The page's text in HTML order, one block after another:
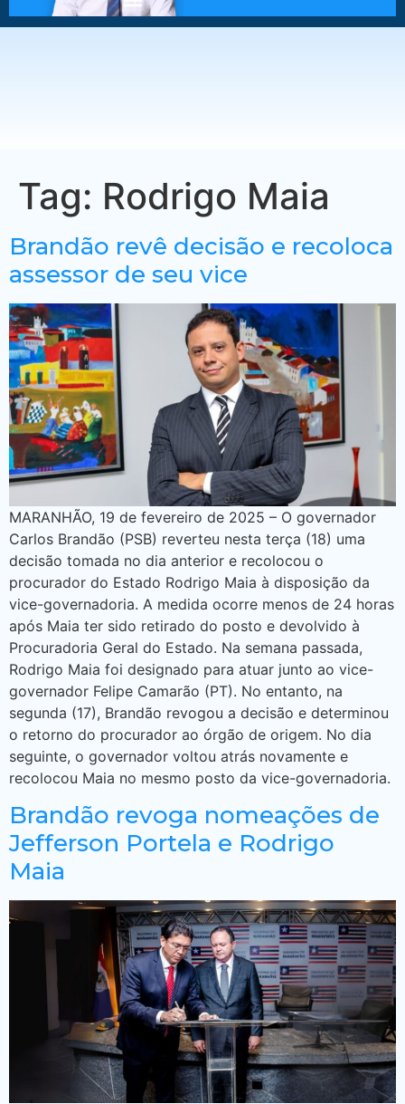
Tag: Rodrigo Maia
Brandão revê decisão e recoloca
assessor de seu vice
MARANHÃO, 19 de fevereiro de 2025 – O governador
Carlos Brandão (PSB) reverteu nesta terça (18) uma
decisão tomada no dia anterior e recolocou o
procurador do Estado Rodrigo Maia à disposição da
vice-governadoria. A medida ocorre menos de 24 horas
após Maia ter sido retirado do posto e devolvido à
Procuradoria Geral do Estado. Na semana passada,
Rodrigo Maia foi designado para atuar junto ao vice-
governador Felipe Camarão (PT). No entanto, na
segunda (17), Brandão revogou a decisão e determinou
o retorno do procurador ao órgão de origem. No dia
seguinte, o governador voltou atrás novamente e
recolocou Maia no mesmo posto da vice-governadoria.
Brandão revoga nomeações de
Jefferson Portela e Rodrigo
Maia